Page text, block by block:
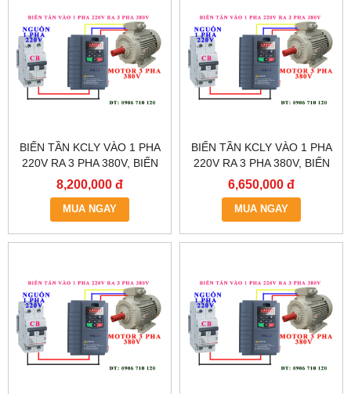
BIẾN TẦN KCLY VÀO 1 PHA
220V RA 3 PHA 380V, BIẾN
TẦN KCLY KOC600-011GT3-
B
8,200,000 đ
MUA NGAY
BIẾN TẦN KCLY VÀO 1 PHA
220V RA 3 PHA 380V, BIẾN
TẦN KCLY KOC600-
7R5GT3-B
6,650,000 đ
MUA NGAY